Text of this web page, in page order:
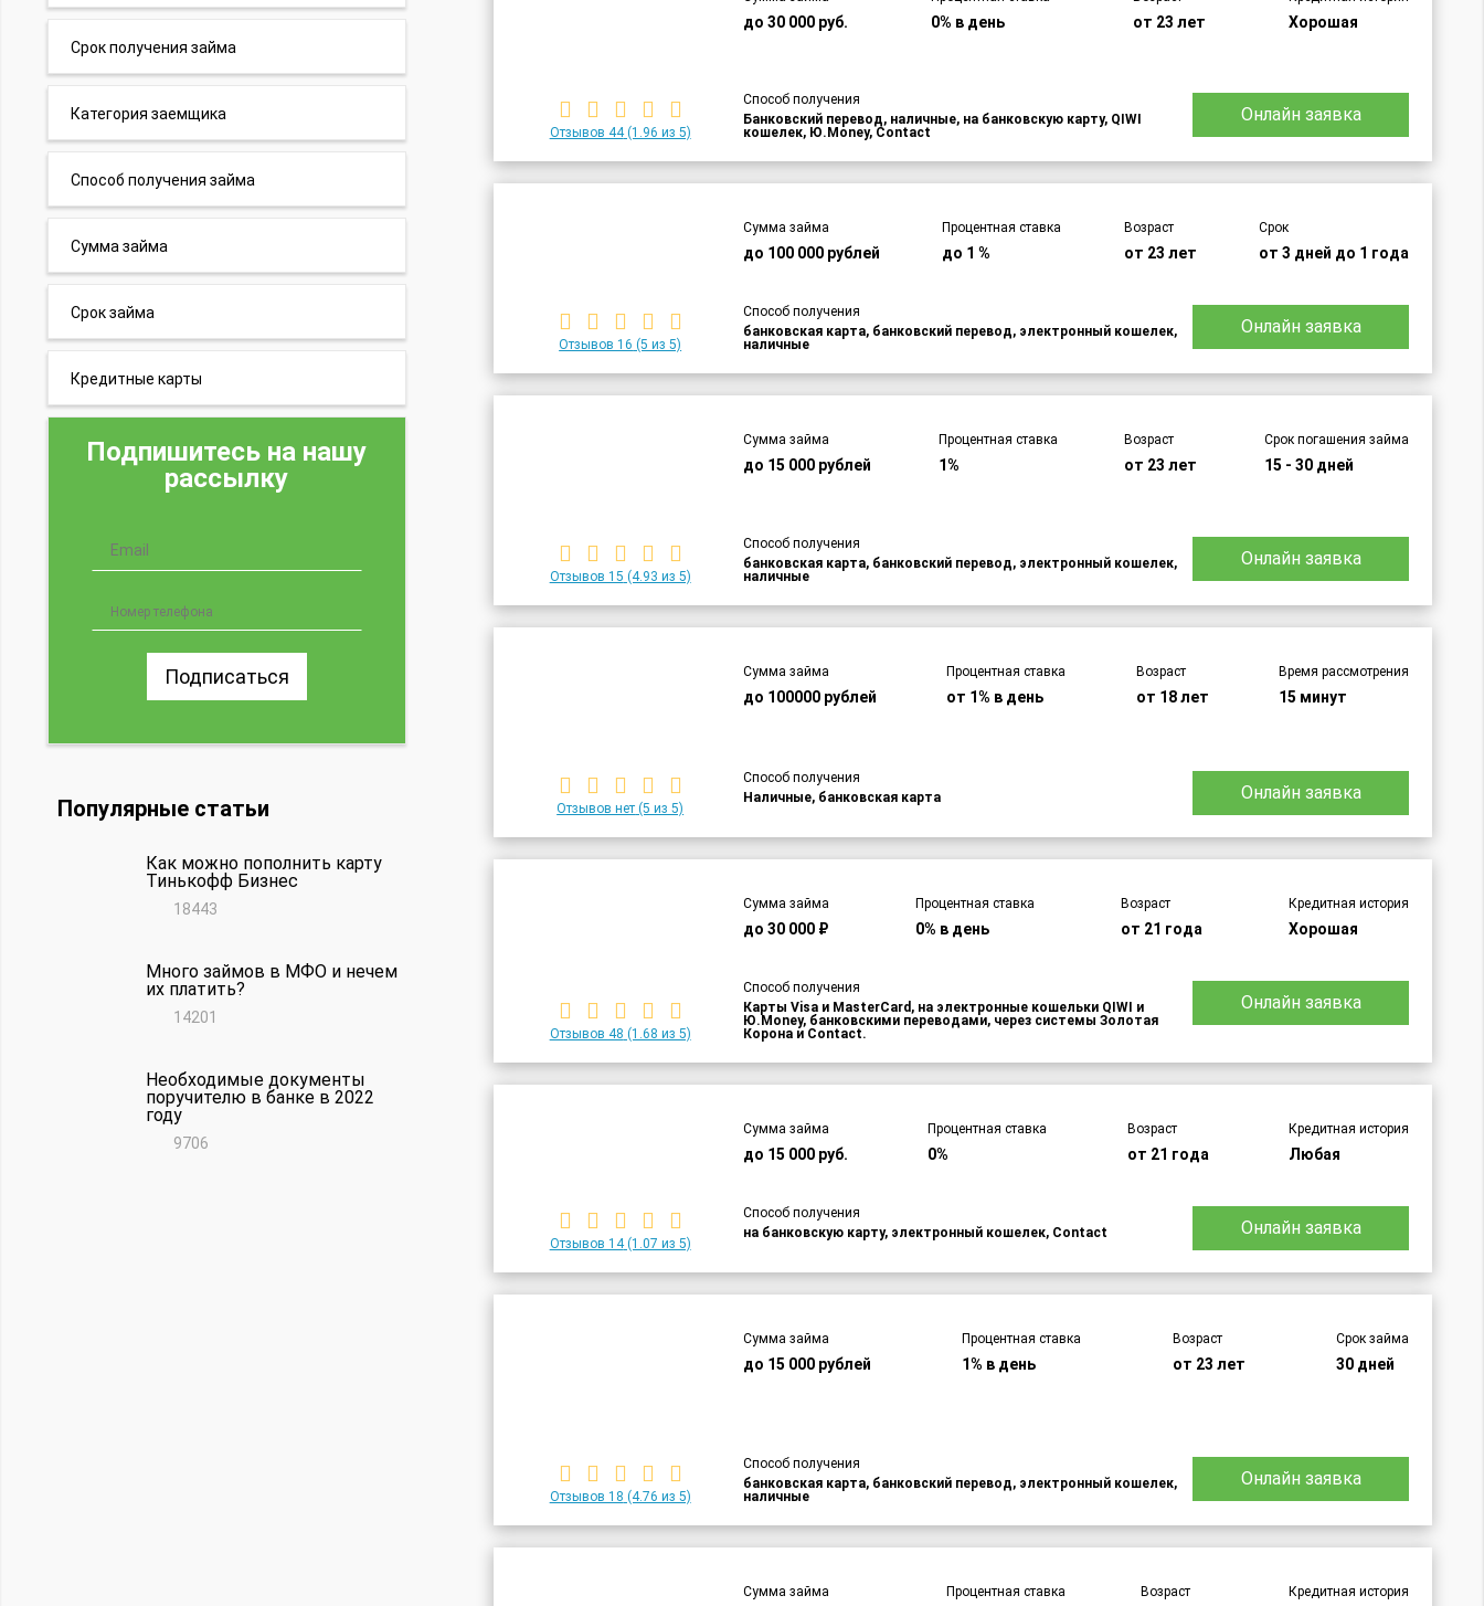
Срок получения займа
Категория заемщика
Способ получения займа
Сумма займа
Срок займа
Кредитные карты
Подпишитесь на нашу
рассылку
Подписаться
Популярные статьи
Как можно пополнить карту
Тинькофф Бизнес
18443
Много займов в МФО и нечем
их платить?
14201
Необходимые документы
поручителю в банке в 2022
году
9706
Отзывов 44(1.96 из 5)
до 30 000 руб. 0% в день от 23 лет Хорошая
Способ получения
Банковский перевод, наличные, на банковскую карту, QIWI
кошелек, Ю.Money, Contact
Онлайн заявка
Отзывов 16 (5 из 5)
Сумма займа
до 100 000 рублей
Процентная ставка
до 1 %
Возраст
от 23 лет
Срок
от 3 дней до 1 года
Способ получения
банковская карта, банковский перевод, электронный кошелек,
наличные
Онлайн заявка
Отзывов 15 (4.93 из 5)
Сумма займа
до 15 000 рублей
Процентная ставка
1%
Возраст
от 23 лет
Срок погашения займа
15 - 30 дней
Способ получения
банковская карта, банковский перевод, электронный кошелек,
наличные
Онлайн заявка
Отзывов нет (5 из 5)
Сумма займа
до 100000 рублей
Процентная ставка
от 1% в день
Возраст
от 18 лет
Время рассмотрения
15 минут
Способ получения
Наличные, банковская карта
Онлайн заявка
Отзывов 48 (1.68 из 5)
Сумма займа
до 30 000 ₽
Процентная ставка
0% в день
Возраст
от 21 года
Кредитная история
Хорошая
Способ получения
Карты Visa и MasterCard, на электронные кошельки QIWI и
Ю.Money, банковскими переводами, через системы Золотая
Корона и Contact.
Онлайн заявка
Отзывов 14(1.07 из 5)
Сумма займа
до 15 000 руб.
Процентная ставка
0%
Возраст
от 21 года
Кредитная история
Любая
Способ получения
на банковскую карту, электронный кошелек, Contact
Онлайн заявка
Отзывов 18 (4.76 из 5)
Сумма займа
до 15 000 рублей
Процентная ставка
1% в день
Возраст
от 23 лет
Срок займа
30 дней
Способ получения
банковская карта, банковский перевод, электронный кошелек,
наличные
Онлайн заявка
Сумма займа Процентная ставка Возраст Кредитная история